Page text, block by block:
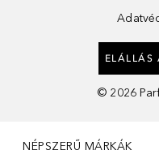
ELÁLLÁS
© 2026
NÉPSZERŰ MÁRKÁK